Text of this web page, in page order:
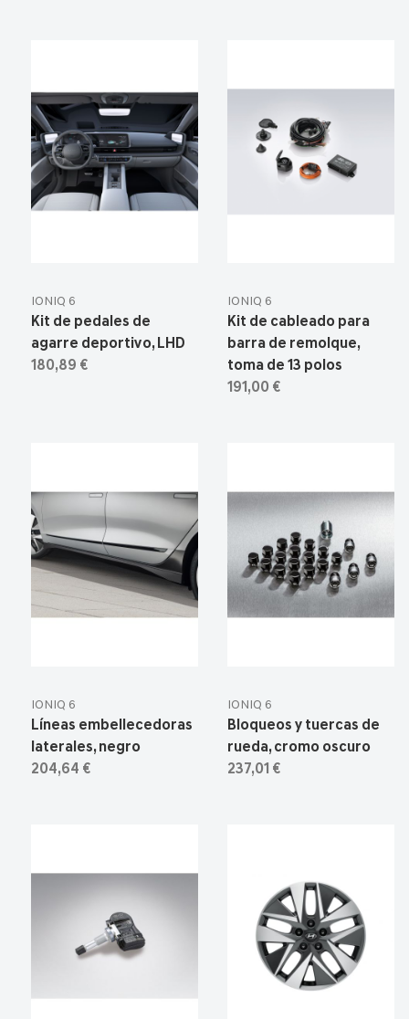
IONIQ 6
Kit de pedales de
agarre deportivo, LHD
180,89 €
IONIQ 6
Kit de cableado para
barra de remolque,
toma de 13 polos
191,00 €
IONIQ 6
Líneas embellecedoras
laterales, negro
204,64 €
IONIQ 6
Bloqueos y tuercas de
rueda, cromo oscuro
237,01 €